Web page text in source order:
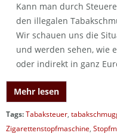
Kann man durch
den illegalen
Wir schauen uns die
und werden sehen, wie
oder indirekt in ganz
Mehr lesen
Tags:Tabaksteuer,
Zigarettenstopfmaschine,